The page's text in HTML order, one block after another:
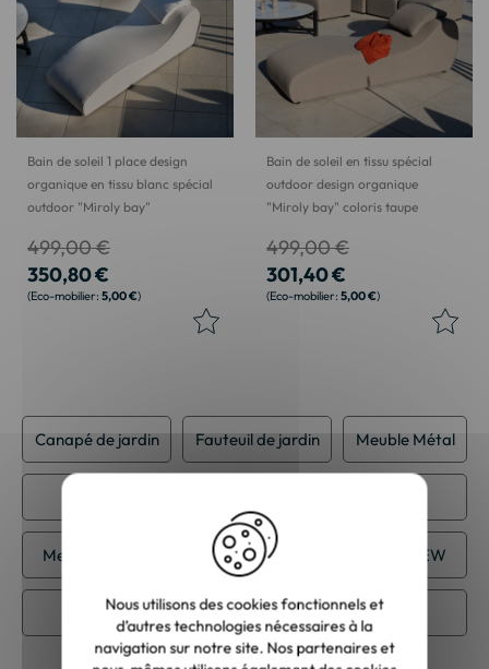
Bain de soleil 1 place design
organique en tissu blanc spécial
outdoor "Miroly bay"
350,80 €
5,00 €
499,00 €
Bain de soleil en tissu spécial
outdoor design organique
"Miroly bay" coloris taupe
301,40 €
5,00 €
499,00 €
Canapé de jardin Fauteuil de jardin Meuble Métal
Meuble de jardin Meuble scandinave NEW
Salon de jardin
Nous utilisons des cookies fonctionnels et
d’autres technologies nécessaires à la
navigation sur notre site. Nos partenaires et